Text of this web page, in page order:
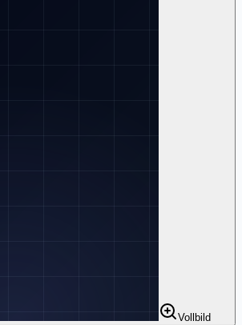
Vollbild